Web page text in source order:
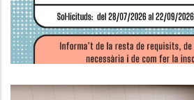
Ocupació